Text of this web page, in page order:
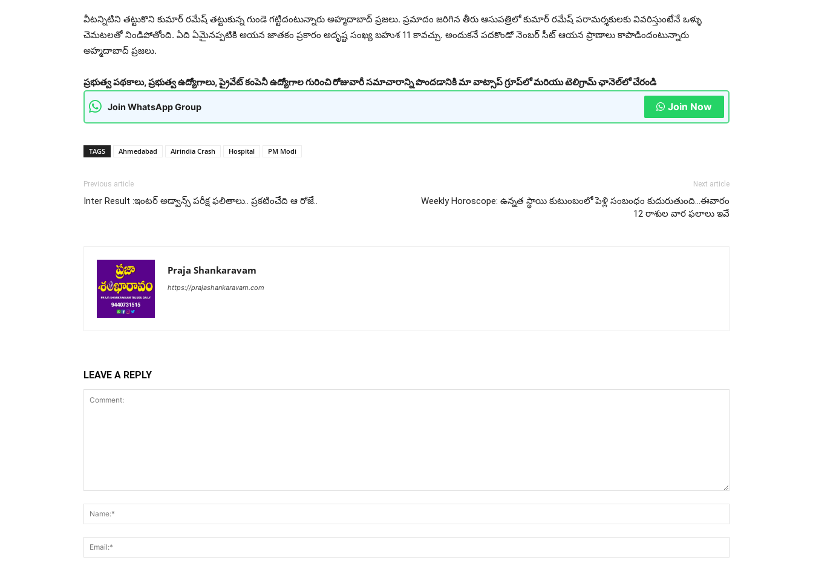
వీటన్నిటిని తట్టుకొని కుమార్ రమేష్ తట్టుకున్న గుండె గట్టిదంటున్నారు అహ్మదాబాద్ ప్రజలు. ప్రమాదం జరిగిన తీరు ఆసుపత్రిలో కుమార్ రమేష్ పరామర్శకులకు వివరిస్తుంటేనే ఒళ్ళు
చెమటలతో నిండిపోతోంది. ఏది ఏమైనప్పటికి అయన జాతకం ప్రకారం అదృష్ట సంఖ్య బహుశ 11 కావచ్చు. అందుకనే పదకొండో నెంబర్ సీట్ ఆయన ప్రాణాలు కాపాడిందంటున్నారు
అహ్మదాబాద్ ప్రజలు.
ప్రభుత్వ పథకాలు, ప్రభుత్వ ఉద్యోగాలు, ప్రైవేట్ కంపెనీ ఉద్యోగాల గురించి రోజువారీ సమాచారాన్ని పొందడానికి మా వాట్సాప్ గ్రూప్‌లో మరియు టెలిగ్రామ్ ఛానెల్‌లో చేరండి
Join WhatsApp Group Join Now
TAGS Ahmedabad Airindia Crash Hospital PM Modi
Previous article
Inter Result :ఇంటర్ అడ్వాన్స్ పరీక్ష ఫలితాలు.. ప్రకటించేది ఆ రోజే..
Next article
Weekly Horoscope: ఉన్నత స్థాయి కుటుంబంలో పెళ్లి సంబంధం కుదురుతుంది…ఈవారం
12 రాశుల వార ఫలాలు ఇవే
Praja Shankaravam
https://prajashankaravam.com
LEAVE A REPLY